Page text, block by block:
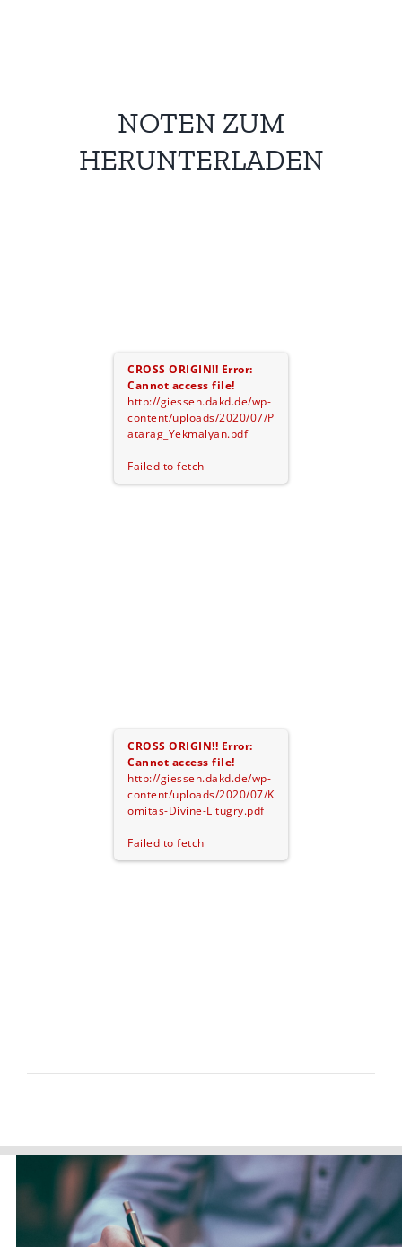
NOTEN ZUM
HERUNTERLADEN
CROSS ORIGIN!! Error:
Cannot access file!
http://giessen.dakd.de/wp-
content/uploads/2020/07/P
atarag_Yekmalyan.pdf
Failed to fetch
CROSS ORIGIN!! Error:
Cannot access file!
http://giessen.dakd.de/wp-
content/uploads/2020/07/K
omitas-Divine-Litugry.pdf
Failed to fetch